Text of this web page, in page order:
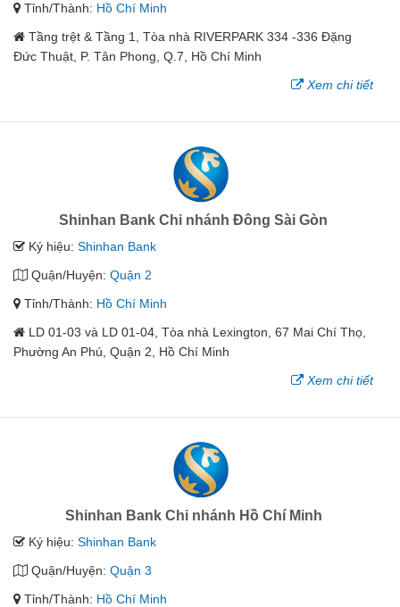
Tỉnh/Thành: Hồ Chí Minh
Tầng trệt & Tầng 1, Tòa nhà RIVERPARK 334 -336 Đặng
Đức Thuật, P. Tân Phong, Q.7, Hồ Chí Minh
Xem chi tiết
Shinhan Bank Chi nhánh Đông Sài Gòn
Ký hiệu: Shinhan Bank
Quận/Huyện: Quận 2
Tỉnh/Thành: Hồ Chí Minh
LD 01-03 và LD 01-04, Tòa nhà Lexington, 67 Mai Chí Thọ,
Phường An Phú, Quận 2, Hồ Chí Minh
Xem chi tiết
Shinhan Bank Chi nhánh Hồ Chí Minh
Ký hiệu: Shinhan Bank
Quận/Huyện: Quận 3
Tỉnh/Thành: Hồ Chí Minh